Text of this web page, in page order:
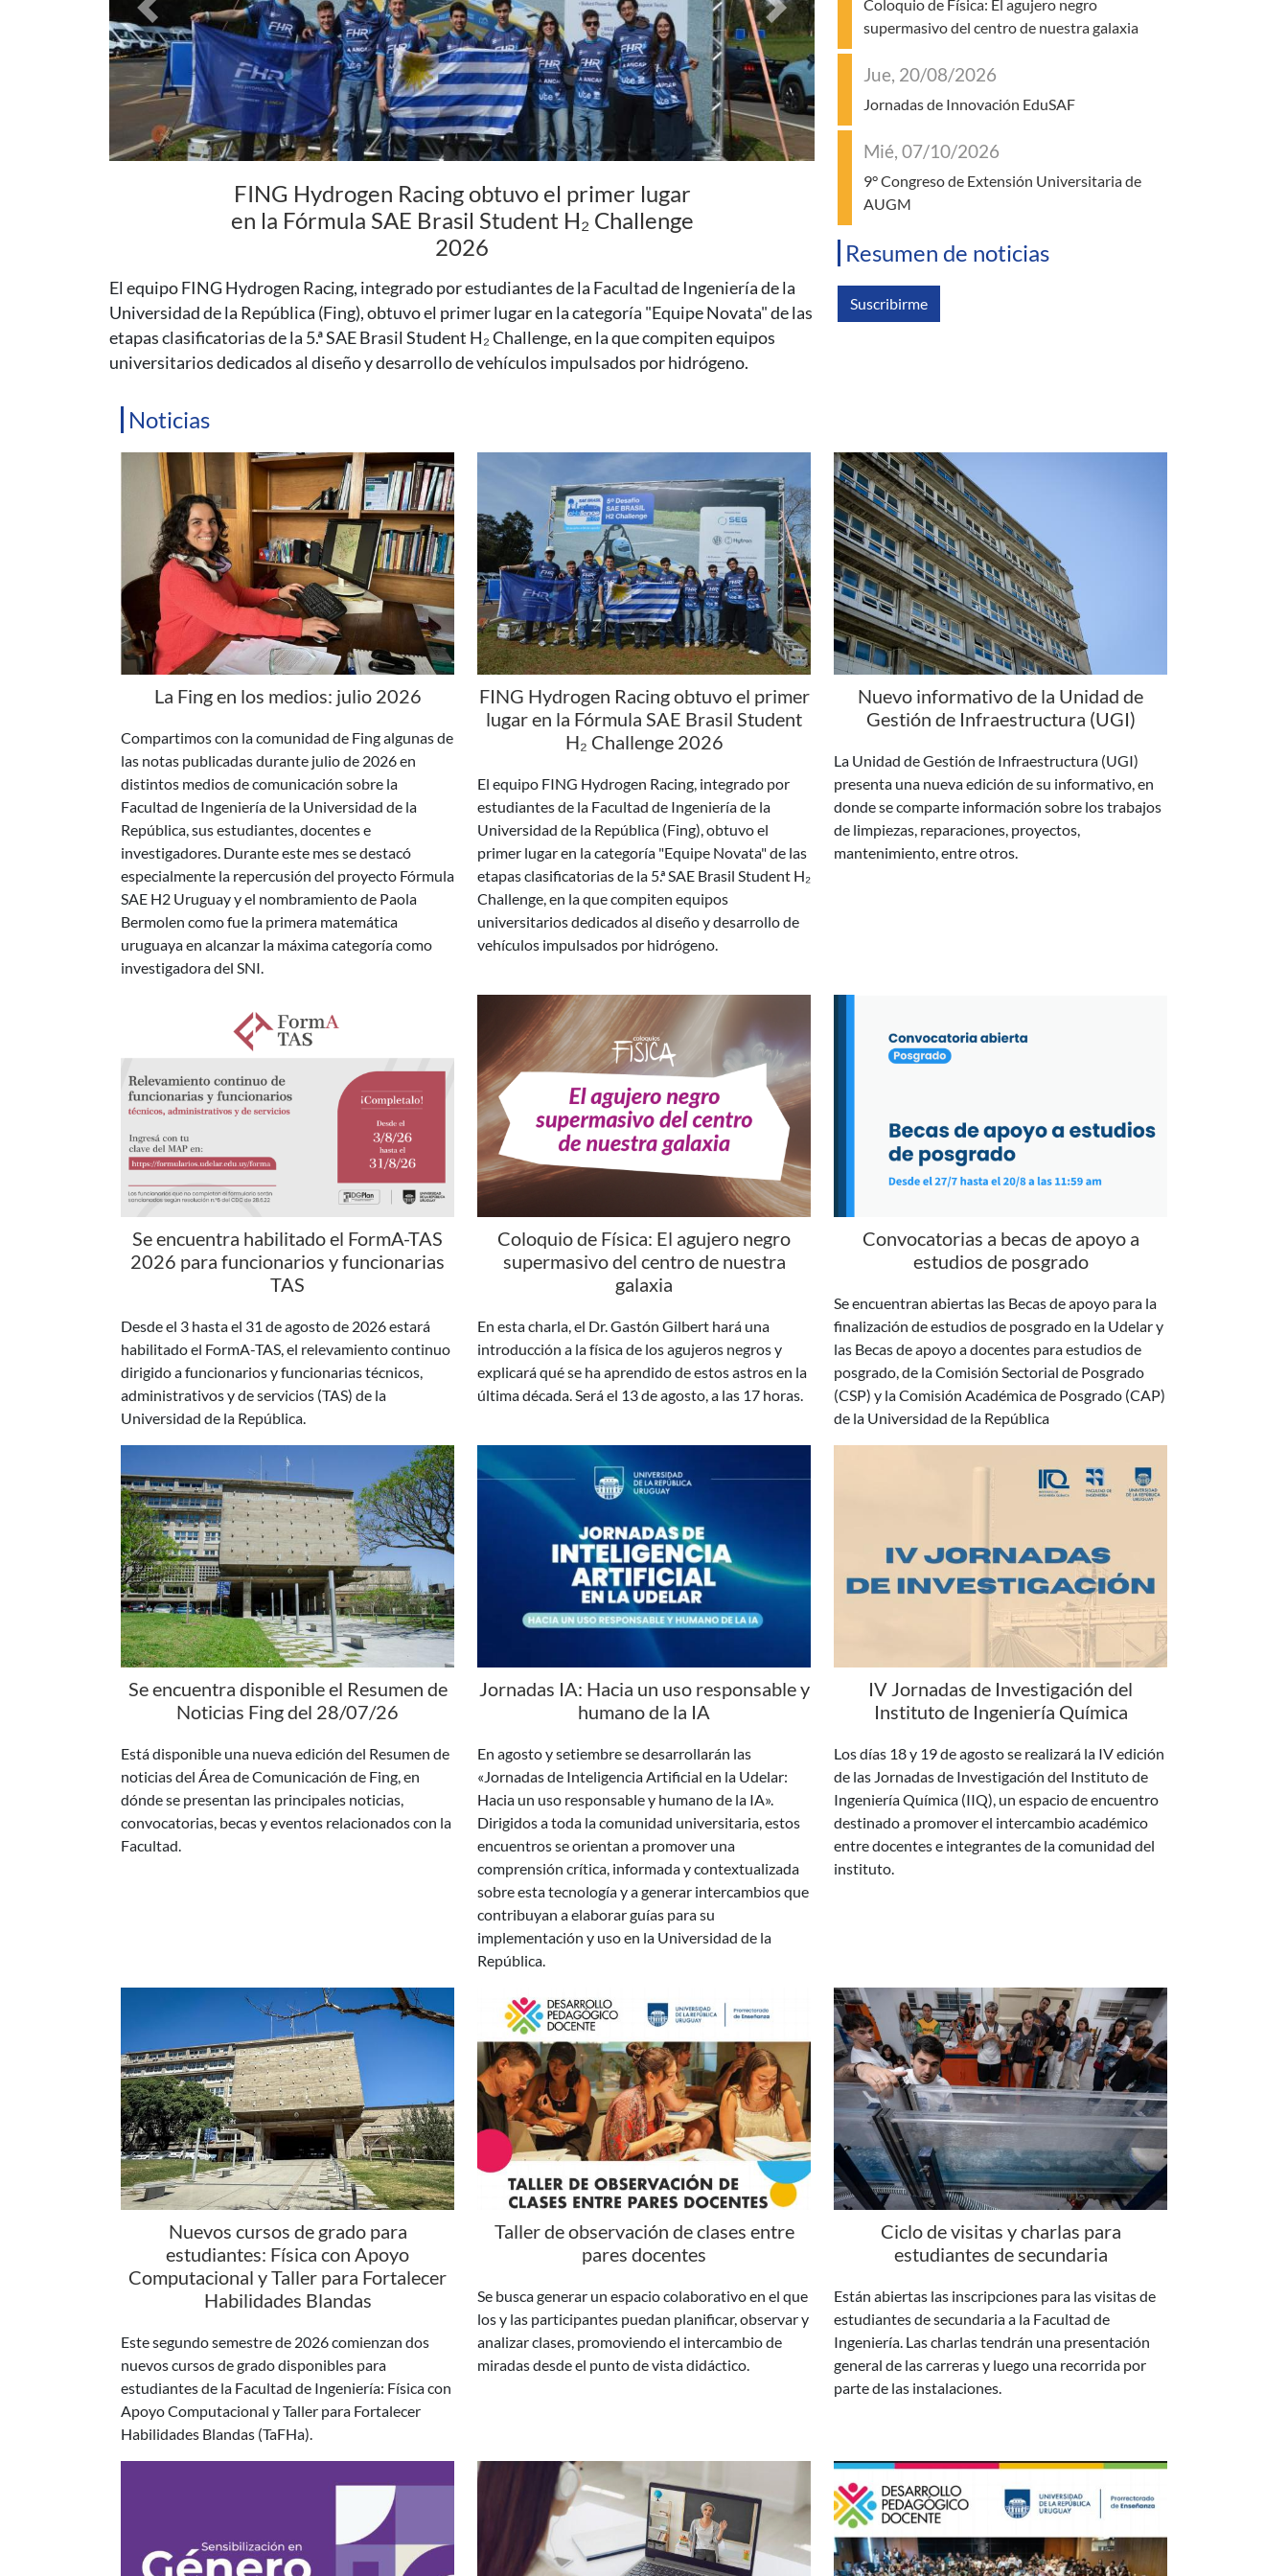
Coloquio de Física: El agujero negro
supermasivo del centro de nuestra galaxia
En esta charla, el Dr. Gastón Gilbert hará una introducción a la física de los agujeros negros y
explicará qué se ha aprendido de estos astros en la última década. Será el 13 de agosto, a las 17
horas.
Previous Siguiente
Coloquio de Física: El agujero negro
supermasivo del centro de nuestra galaxia
Jue, 20/08/2026
Jornadas de Innovación EduSAF
Mié, 07/10/2026
9° Congreso de Extensión Universitaria de
AUGM
Resumen de noticias
Suscribirme
Noticias
La Fing en los medios: julio 2026
Compartimos con la comunidad de Fing algunas de
las notas publicadas durante julio de 2026 en
distintos medios de comunicación sobre la
Facultad de Ingeniería de la Universidad de la
República, sus estudiantes, docentes e
investigadores. Durante este mes se destacó
especialmente la repercusión del proyecto Fórmula
SAE H2 Uruguay y el nombramiento de Paola
Bermolen como fue la primera matemática
uruguaya en alcanzar la máxima categoría como
investigadora del SNI.
FING Hydrogen Racing obtuvo el primer
lugar en la Fórmula SAE Brasil Student
H₂ Challenge 2026
El equipo FING Hydrogen Racing, integrado por
estudiantes de la Facultad de Ingeniería de la
Universidad de la República (Fing), obtuvo el
primer lugar en la categoría "Equipe Novata" de las
etapas clasificatorias de la 5.ª SAE Brasil Student H₂
Challenge, en la que compiten equipos
universitarios dedicados al diseño y desarrollo de
vehículos impulsados por hidrógeno.
Nuevo informativo de la Unidad de
Gestión de Infraestructura (UGI)
La Unidad de Gestión de Infraestructura (UGI)
presenta una nueva edición de su informativo, en
donde se comparte información sobre los trabajos
de limpiezas, reparaciones, proyectos,
mantenimiento, entre otros.
Se encuentra habilitado el FormA-TAS
2026 para funcionarios y funcionarias
TAS
Desde el 3 hasta el 31 de agosto de 2026 estará
habilitado el FormA-TAS, el relevamiento continuo
dirigido a funcionarios y funcionarias técnicos,
administrativos y de servicios (TAS) de la
Universidad de la República.
Coloquio de Física: El agujero negro
supermasivo del centro de nuestra
galaxia
En esta charla, el Dr. Gastón Gilbert hará una
introducción a la física de los agujeros negros y
explicará qué se ha aprendido de estos astros en la
última década. Será el 13 de agosto, a las 17 horas.
Convocatorias a becas de apoyo a
Se encuentran abiertas las Becas de apoyo para la
finalización de estudios de posgrado en la Udelar y
las Becas de apoyo a docentes para estudios de
posgrado, de la Comisión Sectorial de Posgrado
(CSP) y la Comisión Académica de Posgrado (CAP)
de la Universidad de la República
Se encuentra disponible el Resumen de
Noticias Fing del 28/07/26
Está disponible una nueva edición del Resumen de
noticias del Área de Comunicación de Fing, en
dónde se presentan las principales noticias,
convocatorias, becas y eventos relacionados con la
Facultad.
Jornadas IA: Hacia un uso responsable y
humano de la IA
En agosto y setiembre se desarrollarán las
«Jornadas de Inteligencia Artificial en la Udelar:
Hacia un uso responsable y humano de la IA».
Dirigidos a toda la comunidad universitaria, estos
encuentros se orientan a promover una
comprensión crítica, informada y contextualizada
sobre esta tecnología y a generar intercambios que
contribuyan a elaborar guías para su
implementación y uso en la Universidad de la
República.
IV Jornadas de Investigación del
Instituto de Ingeniería Química
Los días 18 y 19 de agosto se realizará la IV edición
de las Jornadas de Investigación del Instituto de
Ingeniería Química (IIQ), un espacio de encuentro
destinado a promover el intercambio académico
entre docentes e integrantes de la comunidad del
instituto.
Nuevos cursos de grado para
estudiantes: Física con Apoyo
Computacional y Taller para Fortalecer
Habilidades Blandas
Este segundo semestre de 2026 comienzan dos
nuevos cursos de grado disponibles para
estudiantes de la Facultad de Ingeniería: Física con
Apoyo Computacional y Taller para Fortalecer
Habilidades Blandas (TaFHa).
Taller de observación de clases entre
pares docentes
Se busca generar un espacio colaborativo en el que
los y las participantes puedan planificar, observar y
analizar clases, promoviendo el intercambio de
miradas desde el punto de vista didáctico.
Ciclo de visitas y charlas para
estudiantes de secundaria
Están abiertas las inscripciones para las visitas de
estudiantes de secundaria a la Facultad de
Ingeniería. Las charlas tendrán una presentación
general de las carreras y luego una recorrida por
parte de las instalaciones.